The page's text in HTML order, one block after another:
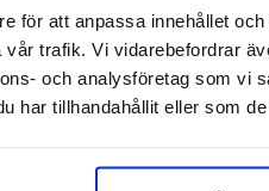
för att anpassa innehållet
trafik. Vi vidarebefordrar
och analysföretag som vi
har tillhandahållit eller som
att enklare fånga motiv i rörelse
och bärbar användning
eller skateboard
800 mAh